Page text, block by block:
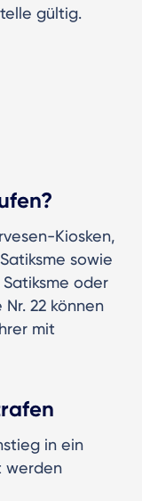
gültig.
Kiosken,
sowie
oder
22 können
mit
in ein
werden